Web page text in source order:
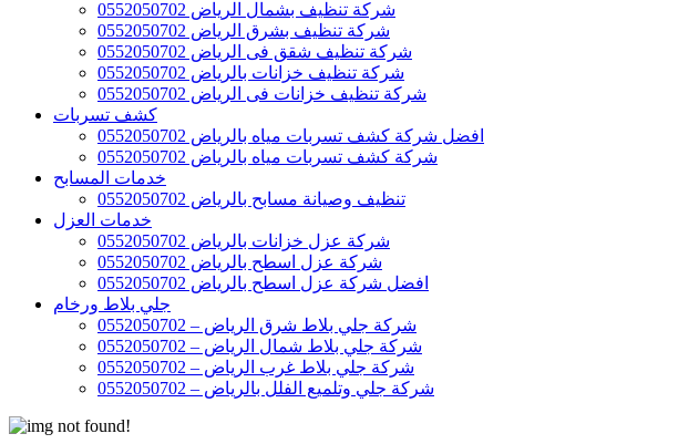
شركة تنظيف بشمال الرياض 0552050702
شركة تنظيف بشرق الرياض 0552050702
شركة تنظيف شقق فى الرياض 0552050702
شركة تنظيف خزانات بالرياض 0552050702
شركة تنظيف خزانات فى الرياض 0552050702
كشف تسربات
افضل شركة كشف تسربات مياه بالرياض 0552050702
شركة كشف تسربات مياه بالرياض 0552050702
خدمات المسابح
تنظيف وصيانة مسابح بالرياض 0552050702
خدمات العزل
شركة عزل خزانات بالرياض 0552050702
شركة عزل اسطح بالرياض 0552050702
افضل شركة عزل اسطح بالرياض 0552050702
جلي بلاط ورخام
شركة جلي بلاط شرق الرياض – 0552050702
شركة جلي بلاط شمال الرياض – 0552050702
شركة جلي بلاط غرب الرياض – 0552050702
شركة جلي وتلميع الفلل بالرياض – 0552050702